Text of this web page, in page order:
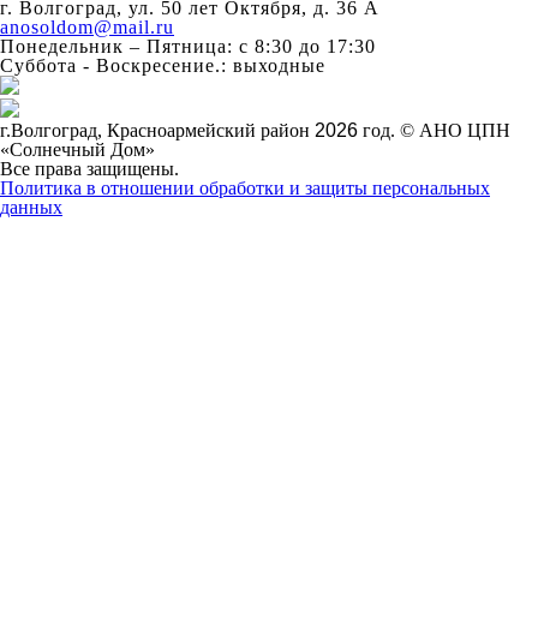
г. Волгоград, ул. 50 лет Октября, д. 36 А
anosoldom@mail.ru
Понедельник – Пятница: с 8:30 до 17:30
Суббота - Воскресение.: выходные
г.Волгоград, Красноармейский район 2026 год. © АНО ЦПН
«Солнечный Дом»
Все права защищены.
Политика в отношении обработки и защиты персональных
данных